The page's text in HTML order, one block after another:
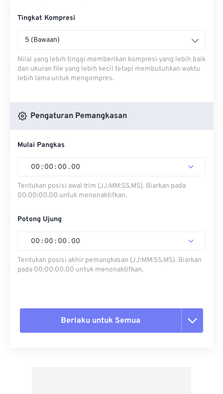
Tingkat Kompresi
5 (Bawaan)
Nilai yang lebih tinggi memberikan kompresi yang lebih baik
dan ukuran file yang lebih kecil tetapi membutuhkan waktu
lebih lama untuk mengompres.
Pengaturan Pemangkasan
Mulai Pangkas
00 : 00 : 00 . 00
Tentukan posisi awal trim (JJ:MM:SS.MS). Biarkan pada
00:00:00.00 untuk menonaktifkan.
Potong Ujung
00 : 00 : 00 . 00
Tentukan posisi akhir pemangkasan (JJ:MM:SS.MS). Biarkan
pada 00:00:00.00 untuk menonaktifkan.
Berlaku untuk Semua